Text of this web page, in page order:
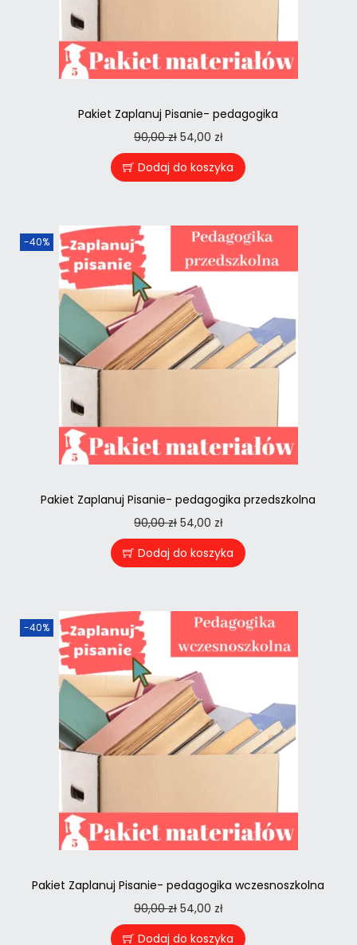
Pakiet Zaplanuj Pisanie- pedagogika
90,00zł 54,00 zł
Dodaj do koszyka
-40%
Pakiet Zaplanuj Pisanie- pedagogika przedszkolna
90,00zł 54,00 zł
Dodaj do koszyka
-40%
Pakiet Zaplanuj Pisanie- pedagogika wczesnoszkolna
90,00zł 54,00 zł
Dodaj do koszyka